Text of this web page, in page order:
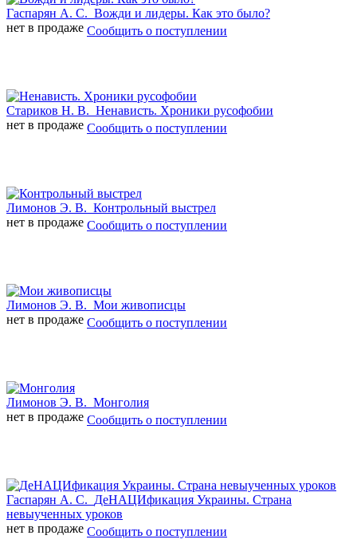
Гаспарян А. С. Вожди и лидеры. Как это было?
нет в продаже Сообщить о поступлении
Стариков Н. В. Ненависть. Хроники русофобии
нет в продаже Сообщить о поступлении
Лимонов Э. В. Контрольный выстрел
нет в продаже Сообщить о поступлении
Лимонов Э. В. Мои живописцы
нет в продаже Сообщить о поступлении
Лимонов Э. В. Монголия
нет в продаже Сообщить о поступлении
Гаспарян А. С. ДеНАЦИфикация Украины. Страна
невыученных уроков
нет в продаже Сообщить о поступлении